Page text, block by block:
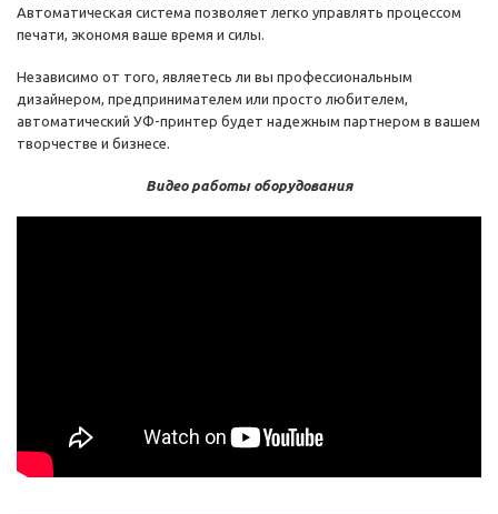
Автоматическая система позволяет легко управлять процессом
печати, экономя ваше время и силы.
Независимо от того, являетесь ли вы профессиональным
дизайнером, предпринимателем или просто любителем,
автоматический УФ-принтер будет надежным партнером в вашем
творчестве и бизнесе.
Видео работы оборудования